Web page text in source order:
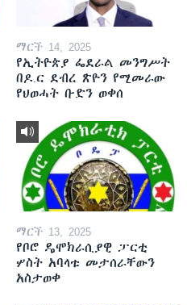
ማርች 14, 2025
የኢትዮጵያ ፌደራል መንግሥት
በዶ.ር ደብረ ጽዮን የሚመራው
የህወሓት ቡድን ወቀሰ
ማርች 13, 2025
የቦሮ ዴሞክራሲያዊ ፓርቲ
ሦስት አባላቱ መታሰራቸውን
አስታወቀ